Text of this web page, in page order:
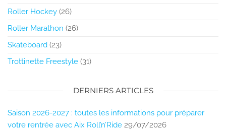
Roller Hockey (26)
Roller Marathon (26)
Skateboard (23)
Trottinette Freestyle (31)
DERNIERS ARTICLES
Saison 2026-2027 : toutes les informations pour préparer
votre rentrée avec Aix Roll’n’Ride 29/07/2026